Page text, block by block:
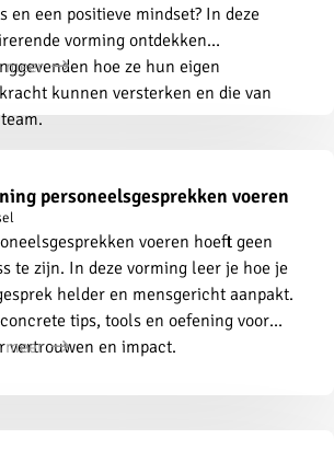
en een positieve mindset? In deze
vorming ontdekken
hoe ze hun eigen
kunnen versterken en die van
meer
personeelsgesprekken voeren
voeren hoeft geen
te zijn. In deze vorming leer je hoe je
helder en mensgericht aanpakt.
tips, tools en oefening voor
vertrouwen en impact.
meer